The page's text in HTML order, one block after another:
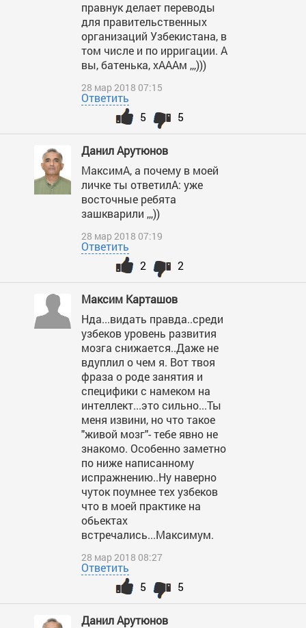
правнук делает переводы
для правительственных
организаций Узбекистана, в
том числе и по ирригации. А
вы, батенька, хАААм ,,,)))
28 мар 2018 07:15
Ответить
5
5
Данил Арутюнов
МаксимА, а почему в моей
личке ты ответилА: уже
восточные ребята
зашкварили ,,,))
28 мар 2018 07:19
Ответить
2
2
Максим Карташов
Нда...видать правда..среди
узбеков уровень развития
мозга снижается..Даже не
вдуплил о чем я. Вот твоя
фраза о роде занятия и
специфики с намеком на
интеллект...это сильно...Ты
меня извини, но что такое
"живой мозг"- тебе явно не
знакомо. Особенно заметно
по ниже написанному
испражнению..Ну наверно
чуток поумнее тех узбеков
что в моей практике на
обьектах
встречались...Максимум.
28 мар 2018 08:27
Ответить
5
5
Данил Арутюнов